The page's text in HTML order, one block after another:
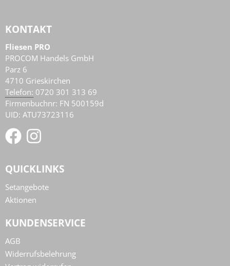
KONTAKT
Fliesen PRO
PROCOM Handels GmbH
Parz 6
4710 Grieskirchen
AT
Telefon: 0720 301 313 69
Firmenbuchnr: FN 500159d
UID: ATU73723116
QUICKLINKS
Setangebote
Aktionen
KUNDENSERVICE
AGB
Widerrufsbelehrung